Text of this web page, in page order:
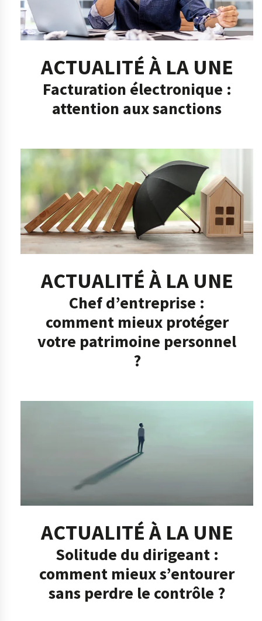
ACTUALITÉ À LA UNE
Facturation électronique :
attention aux sanctions
ACTUALITÉ À LA UNE
Chef d’entreprise :
comment mieux protéger
votre patrimoine personnel
?
ACTUALITÉ À LA UNE
Solitude du dirigeant :
comment mieux s’entourer
sans perdre le contrôle ?